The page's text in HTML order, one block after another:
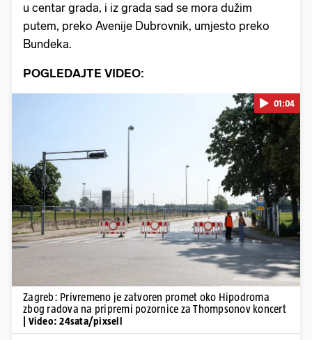
u centar grada, i iz grada sad se mora dužim
putem, preko Avenije Dubrovnik, umjesto preko
Bundeka.
POGLEDAJTE VIDEO:
Pokretanje videa...
01:04
Zagreb: Privremeno je zatvoren promet oko Hipodroma
zbog radova na pripremi pozornice za Thompsonov koncert
| Video: 24sata/pixsell